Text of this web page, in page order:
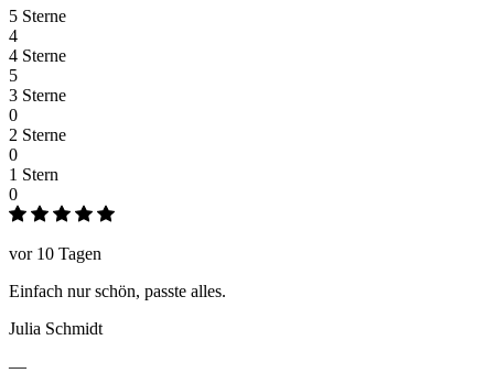
5 Sterne
4
4 Sterne
5
3 Sterne
0
2 Sterne
0
1 Stern
0
vor 10 Tagen
Einfach nur schön, passte alles.
Julia Schmidt
—